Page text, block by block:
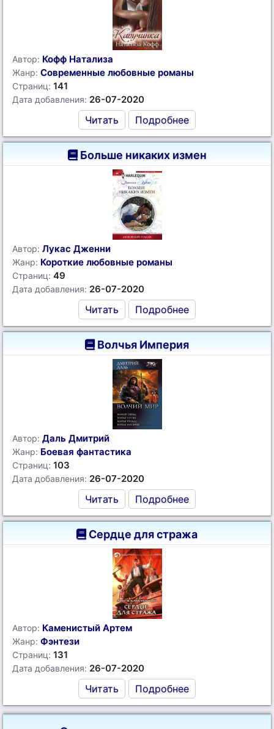
Автор: Кофф Натализа
Жанр: Современные любовные романы
Страниц: 141
Дата добавления: 26-07-2020
Читать Подробнее
Больше никаких измен
Автор: Лукас Дженни
Жанр: Короткие любовные романы
Страниц: 49
Дата добавления: 26-07-2020
Читать Подробнее
Волчья Империя
Автор: Даль Дмитрий
Жанр: Боевая фантастика
Страниц: 103
Дата добавления: 26-07-2020
Читать Подробнее
Сердце для стража
Автор: Каменистый Артем
Жанр: Фэнтези
Страниц: 131
Дата добавления: 26-07-2020
Читать Подробнее